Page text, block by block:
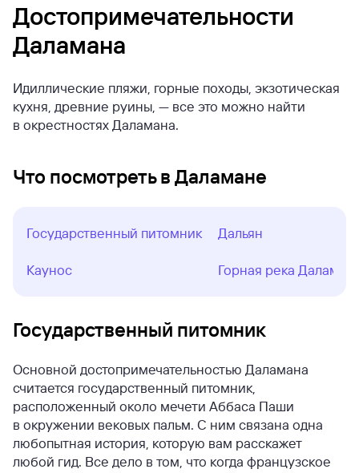
Достопримечательности
Даламана
Идиллические пляжи, горные походы, экзотическая
кухня, древние руины, — все это можно найти
в окрестностях Даламана.
Что посмотреть в Даламане
Государственный питомник Дальян
Каунос Горная река Даламан
Государственный питомник
Основной достопримечательностью Даламана
считается государственный питомник,
расположенный около мечети Аббаса Паши
в окружении вековых пальм. С ним связана одна
любопытная история, которую вам расскажет
любой гид. Все дело в том, что когда французское